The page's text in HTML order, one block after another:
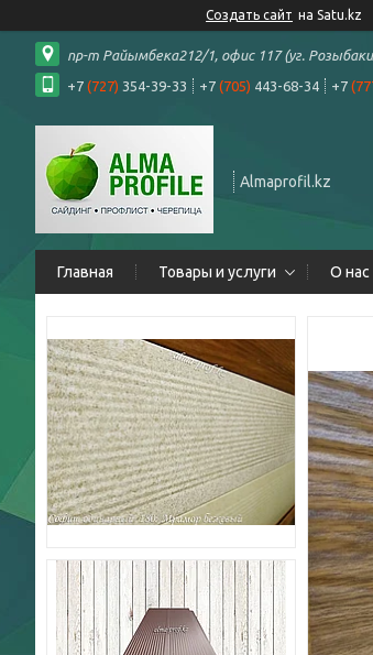
Создать сайт на Satu.kz
пр-т Райымбека212/1, офис 117 (уг.
+7 (727) 354-39-33 +7 (705) 443-68-34 +7
Almaprofil.kz
Главная Товары и услуги О нас